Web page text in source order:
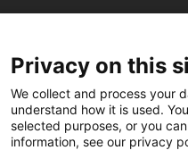
935 120 481
@CGTCatalunya
Privacy on this
We collect and process your
understand how it is used.
selected purposes, or you
information, see our privacy